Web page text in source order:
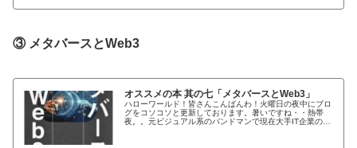
③ メタバースとWeb3
オススメの本 其の七「メタバースとWeb3」
ハローワールド！皆さんこんばんわ！火曜日の夜中にブロ
グをコソコソと更新しております。暑いですね・・熱帯
夜。。元ビジュアル系のバンドマンで現在大手IT企業のサ